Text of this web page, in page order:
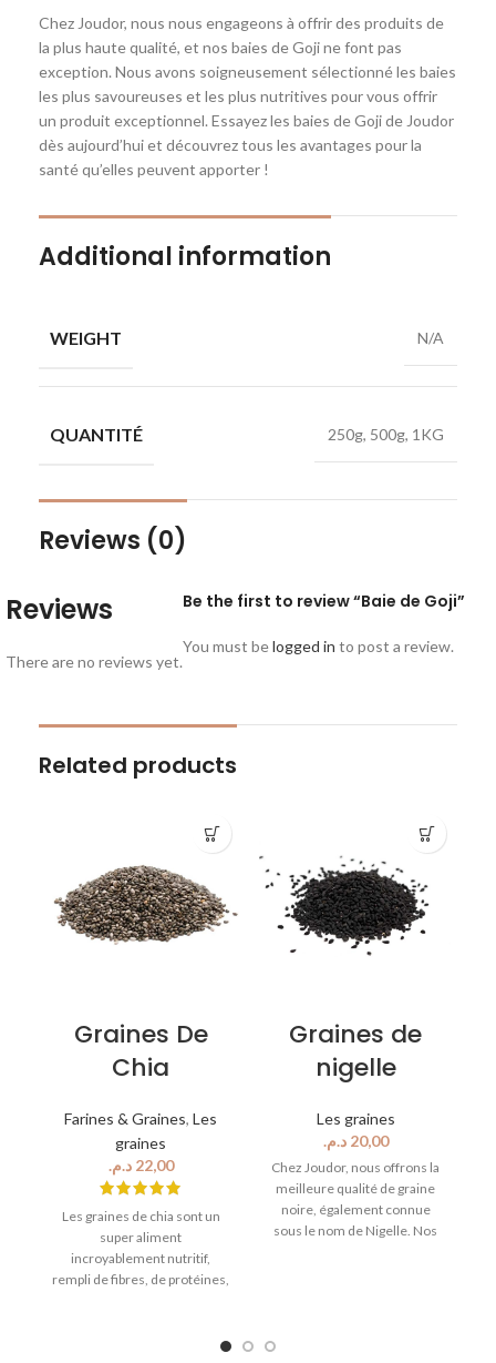
Chez Joudor, nous nous engageons à offrir des produits de
la plus haute qualité, et nos baies de Goji ne font pas
exception. Nous avons soigneusement sélectionné les baies
les plus savoureuses et les plus nutritives pour vous offrir
un produit exceptionnel. Essayez les baies de Goji de Joudor
dès aujourd’hui et découvrez tous les avantages pour la
santé qu’elles peuvent apporter !
Additional information
WEIGHT N/A
QUANTITÉ 250g, 500g, 1KG
Reviews (0)
Reviews
There are no reviews yet.
Be the first to review “Baie de Goji”
You must belogged in to post a review.
Related products
Graines De
Chia
Farines & Graines, Les
graines
د.م.
Les graines de chia sont un
super aliment
incroyablement nutritif,
rempli de fibres, de protéines,
connues pour leur capacité à
Graines de
nigelle
Les graines
د.م.
Chez Joudor, nous offrons la
meilleure qualité de graine
noire, également connue
sous le nom de Nigelle. Nos